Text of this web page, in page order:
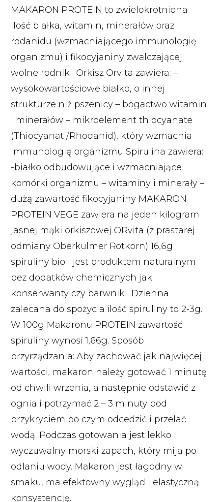
MAKARON PROTEIN to zwielokrotniona
ilość białka, witamin, minerałów oraz
rodanidu (wzmacniającego immunologię
organizmu) i fikocyjaniny zwalczającej
wolne rodniki. Orkisz Orvita zawiera: –
wysokowartościowe białko, o innej
strukturze niż pszenicy – bogactwo witamin
i minerałów – mikroelement thiocyanate
(Thiocyanat /Rhodanid), który wzmacnia
immunologię organizmu Spirulina zawiera:
-białko odbudowujące i wzmacniające
komórki organizmu – witaminy i minerały –
dużą zawartość fikocyjaniny MAKARON
PROTEIN VEGE zawiera na jeden kilogram
jasnej mąki orkiszowej ORvita (z prastarej
odmiany Oberkulmer Rotkorn) 16,6g
spiruliny bio i jest produktem naturalnym
bez dodatków chemicznych jak
konserwanty czy barwniki. Dzienna
zalecana do spożycia ilość spiruliny to 2-3g.
W 100g Makaronu PROTEIN zawartość
spiruliny wynosi 1,66g. Sposób
przyrządzania: Aby zachować jak najwięcej
wartości, makaron należy gotować 1 minutę
od chwili wrzenia, a następnie odstawić z
ognia i potrzymać 2 – 3 minuty pod
przykryciem po czym odcedzić i przelać
wodą. Podczas gotowania jest lekko
wyczuwalny morski zapach, który mija po
odlaniu wody. Makaron jest łagodny w
smaku, ma efektowny wygląd i elastyczną
konsystencję.